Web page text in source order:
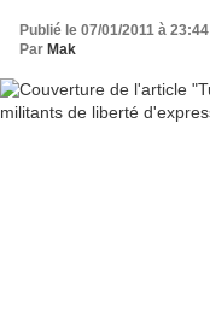
Publié le 07/01/2011 à 23:44
Par Mak